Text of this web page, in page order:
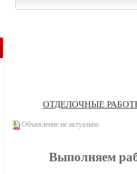
ОТДЕЛОЧНЫЕ
Объявление не актуально
Выполняем